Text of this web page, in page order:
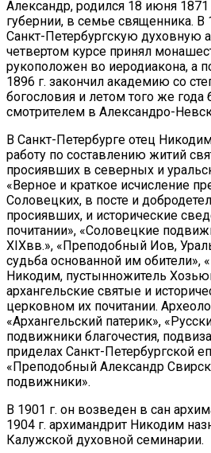
Александр, родился 18 июня 1871
губернии, в семье священника. В
Санкт-Петербургскую духовную
четвертом курсе принял
рукоположен во иеродиакона, а
1896 г. закончил академию со
богословия и летом того же года
смотрителем в Александро-
В Санкт-Петербурге отец
работу по составлению житий
просиявших в северных и
«Верное и краткое исчисление
Соловецких, в посте и
просиявших, и исторические
почитании», «Соловецкие
XIXвв.», «Преподобный Иов,
судьба основанной им обители»,
Никодим, пустынножитель
ар­хангельские святые и
церковном их почи­тании.
«Архангельский патерик»,
подвижники благочестия,
приделах Санкт-Петербургской
«Преподоб­ный Александр
подвижники».
В 1901 г. он возведен в сан
1904 г. архимандрит Никодим
Калужской духовной семинарии.